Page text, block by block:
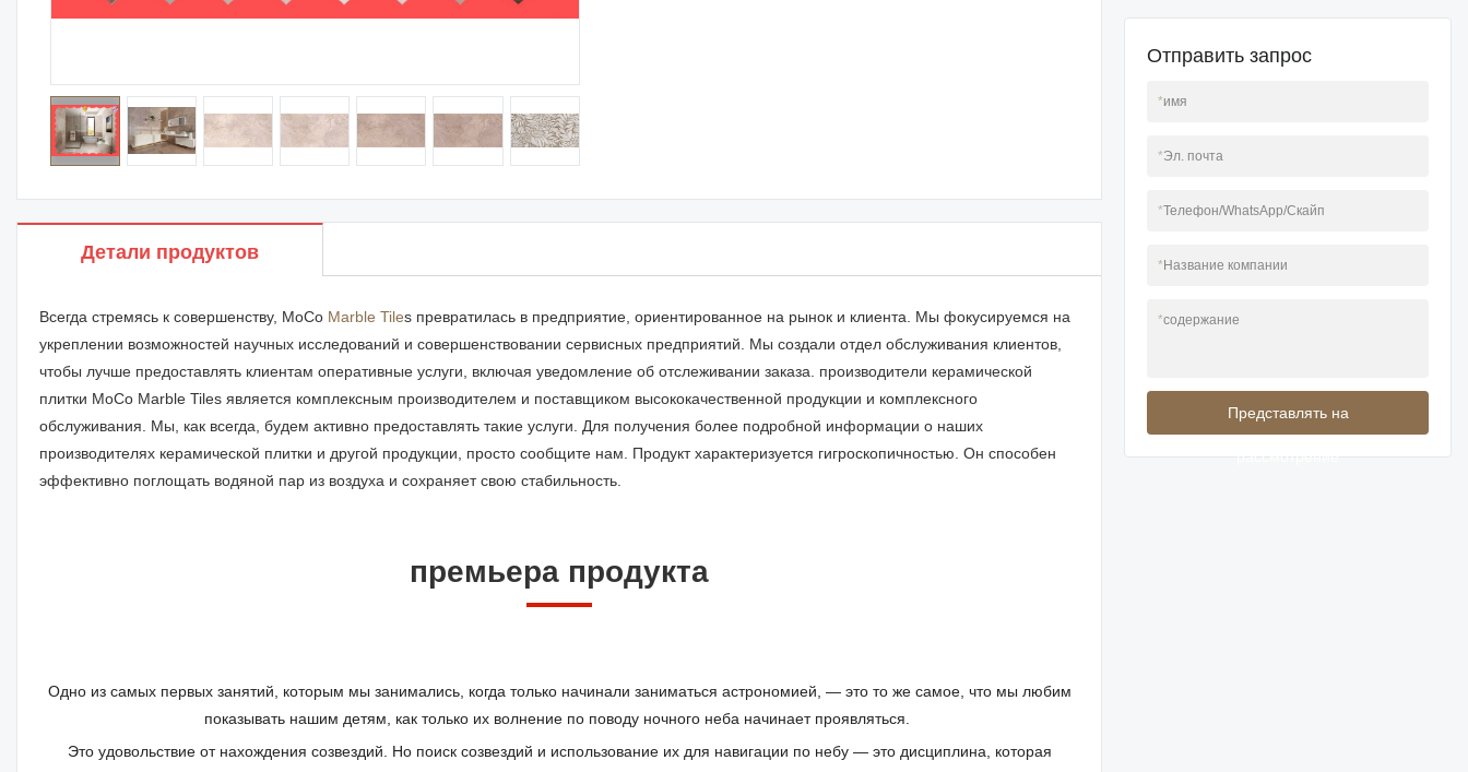
Детали продуктов
Всегда стремясь к совершенству, MoCo Marble Tiles превратилась в предприятие, ориентированное на рынок и клиента. Мы фокусируемся на
укреплении возможностей научных исследований и совершенствовании сервисных предприятий. Мы создали отдел обслуживания клиентов,
чтобы лучше предоставлять клиентам оперативные услуги, включая уведомление об отслеживании заказа. производители керамической
плитки MoCo Marble Tiles является комплексным производителем и поставщиком высококачественной продукции и комплексного
обслуживания. Мы, как всегда, будем активно предоставлять такие услуги. Для получения более подробной информации о наших
производителях керамической плитки и другой продукции, просто сообщите нам. Продукт характеризуется гигроскопичностью. Он способен
эффективно поглощать водяной пар из воздуха и сохраняет свою стабильность.
премьера продукта
Одно из самых первых занятий, которым мы занимались, когда только начинали заниматься астрономией, — это то же самое, что мы любим
показывать нашим детям, как только их волнение по поводу ночного неба начинает проявляться.
Это удовольствие от нахождения созвездий. Но поиск созвездий и использование их для навигации по небу — это дисциплина, которая
Отправить запрос
*имя
*Эл. почта
*Телефон/WhatsApp/Скайп
* Название компании
*содержание
Представлять на
рассмотрение